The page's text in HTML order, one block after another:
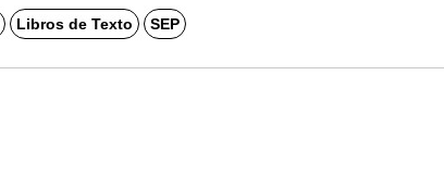
Libros de Texto SEP